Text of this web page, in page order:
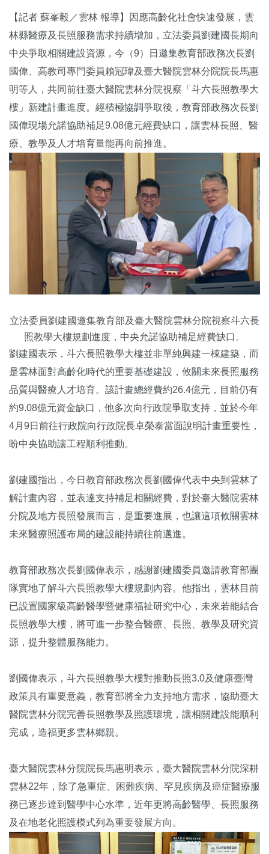
【記者 蘇峯毅／雲林 報導】因應高齡化社會快速發展，雲
林縣醫療及長照服務需求持續增加，立法委員劉建國長期向
中央爭取相關建設資源，今（9）日邀集教育部政務次長劉
國偉、高教司專門委員賴冠瑋及臺大醫院雲林分院院長馬惠
明等人，共同前往臺大醫院雲林分院視察「斗六長照教學大
樓」新建計畫進度。經積極協調爭取後，教育部政務次長劉
國偉現場允諾協助補足9.08億元經費缺口，讓雲林長照、醫
療、教學及人才培育量能再向前推進。
立法委員劉建國邀集教育部及臺大醫院雲林分院視察斗六長
照教學大樓規劃進度，中央允諾協助補足經費缺口。
劉建國表示，斗六長照教學大樓並非單純興建一棟建築，而
是雲林面對高齡化時代的重要基礎建設，攸關未來長照服務
品質與醫療人才培育。該計畫總經費約26.4億元，目前仍有
約9.08億元資金缺口，他多次向行政院爭取支持，並於今年
4月9日前往行政院向行政院長卓榮泰當面說明計畫重要性，
盼中央協助讓工程順利推動。
劉建國指出，今日教育部政務次長劉國偉代表中央到雲林了
解計畫內容，並表達支持補足相關經費，對於臺大醫院雲林
分院及地方長照發展而言，是重要進展，也讓這項攸關雲林
未來醫療照護布局的建設能持續往前邁進。
教育部政務次長劉國偉表示，感謝劉建國委員邀請教育部團
隊實地了解斗六長照教學大樓規劃內容。他指出，雲林目前
已設置國家級高齡醫學暨健康福祉研究中心，未來若能結合
長照教學大樓，將可進一步整合醫療、長照、教學及研究資
源，提升整體服務能力。
劉國偉表示，斗六長照教學大樓對推動長照3.0及健康臺灣
政策具有重要意義，教育部將全力支持地方需求，協助臺大
醫院雲林分院完善長照教學及照護環境，讓相關建設能順利
完成，造福更多雲林鄉親。
臺大醫院雲林分院院長馬惠明表示，臺大醫院雲林分院深耕
雲林22年，除了急重症、困難疾病、罕見疾病及癌症醫療服
務已逐步達到醫學中心水準，近年更將高齡醫學、長照服務
及在地老化照護模式列為重要發展方向。